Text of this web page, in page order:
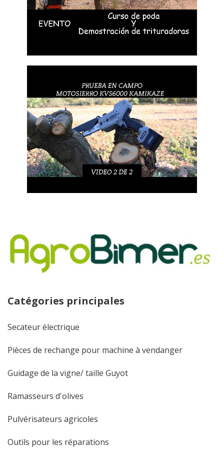
Catégories principales
Secateur électrique
Pièces de rechange pour machine à vendanger
Guidage de la vigne/ taille Guyot
Ramasseurs d'olives
Pulvérisateurs agricoles
Outils pour les réparations